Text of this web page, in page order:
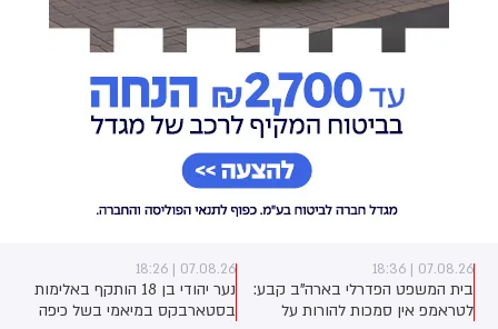
07.08.26 | 18:36
בית המשפט הפדרלי בארה"ב קבע:
לטראמפ אין סמכות להורות על
07.08.26 | 18:26
נער יהודי בן 18 הותקף באלימות
בסטארבקס במיאמי בשל כיפה